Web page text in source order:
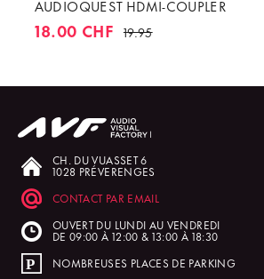
AUDIOQUEST HDMI-COUPLER
18.00 CHF 19.95
CH. DU VUASSET 6
1028 PRÉVERENGES
CONTACT PAR EMAIL
OUVERT DU LUNDI AU VENDREDI
DE 09:00 À 12:00 & 13:00 À 18:30
NOMBREUSES PLACES DE PARKING